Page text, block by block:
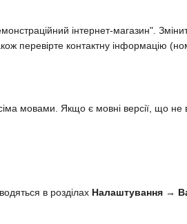
інтернет-магазин".
перевірте контактну інформацію
мовами. Якщо є мовні версії, що не
в розділах Налаштування →